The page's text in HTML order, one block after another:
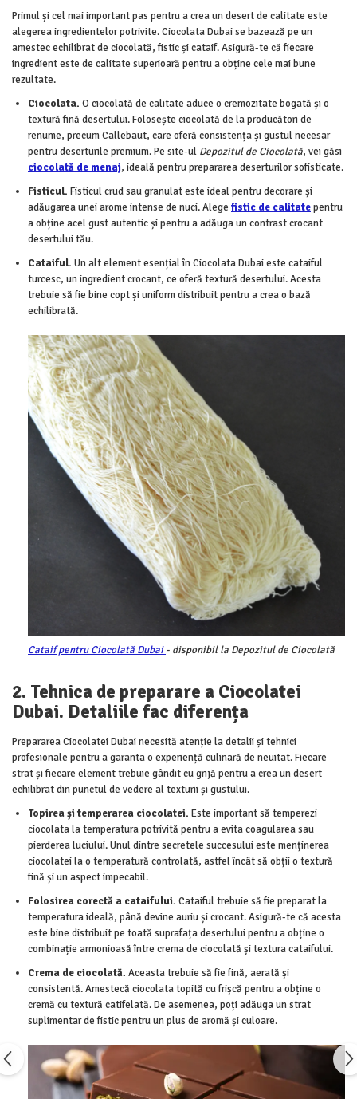
Primul și cel mai important pas pentru a crea un desert de calitate este
alegerea ingredientelor potrivite. Ciocolata Dubai se bazează pe un
amestec echilibrat de ciocolată, fistic și cataif. Asigură-te că fiecare
ingredient este de calitate superioară pentru a obține cele mai bune
rezultate.
Ciocolata. O ciocolată de calitate aduce o cremozitate bogată și o
textură fină desertului. Folosește ciocolată de la producători de
renume, precum Callebaut, care oferă consistența și gustul necesar
pentru deserturile premium. Pe site-ul Depozitul de Ciocolată, vei găsi
ciocolată de menaj, ideală pentru prepararea deserturilor sofisticate.
Fisticul. Fisticul crud sau granulat este ideal pentru decorare și
adăugarea unei arome intense de nuci. Alege fistic de calitatepentru
a obține acel gust autentic și pentru a adăuga un contrast crocant
desertului tău.
Cataiful. Un alt element esențial în Ciocolata Dubai este cataiful
turcesc, un ingredient crocant, ce oferă textură desertului. Acesta
trebuie să fie bine copt și uniform distribuit pentru a crea o bază
echilibrată.
Cataif pentru Ciocolată Dubai- disponibil la Depozitul de Ciocolată
2. Tehnica de preparare a Ciocolatei
Dubai. Detaliile fac diferența
Prepararea Ciocolatei Dubai necesită atenție la detalii și tehnici
profesionale pentru a garanta o experiență culinară de neuitat. Fiecare
strat și fiecare element trebuie gândit cu grijă pentru a crea un desert
echilibrat din punctul de vedere al texturii și gustului.
Topirea și temperarea ciocolatei. Este important să temperezi
ciocolata la temperatura potrivită pentru a evita coagularea sau
pierderea luciului. Unul dintre secretele succesului este menținerea
ciocolatei la o temperatură controlată, astfel încât să obții o textură
fină și un aspect impecabil.
Folosirea corectă a cataifului. Cataiful trebuie să fie preparat la
temperatura ideală, până devine auriu și crocant. Asigură-te că acesta
este bine distribuit pe toată suprafața desertului pentru a obține o
combinație armonioasă între crema de ciocolată și textura cataifului.
Crema de ciocolată. Aceasta trebuie să fie fină, aerată și
consistentă. Amestecă ciocolata topită cu frișcă pentru a obține o
cremă cu textură catifelată. De asemenea, poți adăuga un strat
suplimentar de fistic pentru un plus de aromă și culoare.